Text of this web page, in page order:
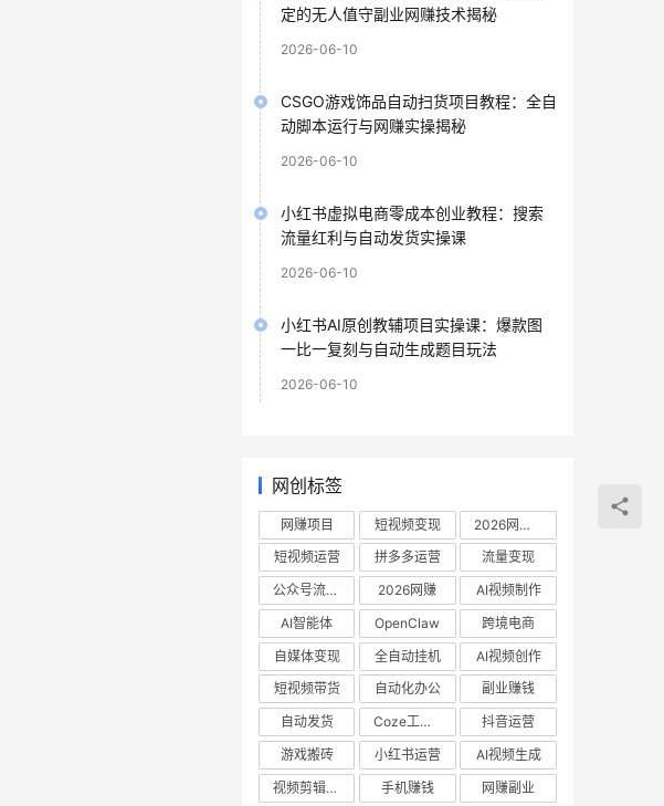
定的无人值守副业网赚技术揭秘
2026-06-10
CSGO游戏饰品自动扫货项目教程：全自
动脚本运行与网赚实操揭秘
2026-06-10
小红书虚拟电商零成本创业教程：搜索
流量红利与自动发货实操课
2026-06-10
小红书AI原创教辅项目实操课：爆款图
一比一复刻与自动生成题目玩法
2026-06-10
网创标签
网赚项目 短视频变现
2026网赚项目
短视频运营
拼多多运营
流量变现
公众号流量主
2026网赚
AI视频制作
AI智能体
OpenClaw
跨境电商
自媒体变现
全自动挂机
AI视频创作
短视频带货
自动化办公
副业赚钱
自动发货
Coze工作流
抖音运营
游戏搬砖
小红书运营
AI视频生成
视频剪辑教程
手机赚钱 网赚副业